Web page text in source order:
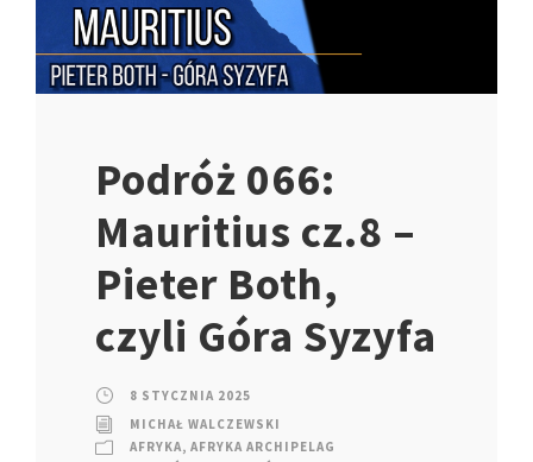
Podróż 066:
Mauritius cz.8 –
Pieter Both,
czyli Góra Syzyfa
8 STYCZNIA 2025
MICHAŁ WALCZEWSKI
AFRYKA, AFRYKA ARCHIPELAG